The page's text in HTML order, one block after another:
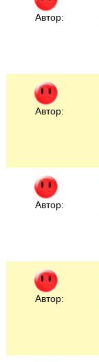
Автор:
Автор:
Автор:
Автор: